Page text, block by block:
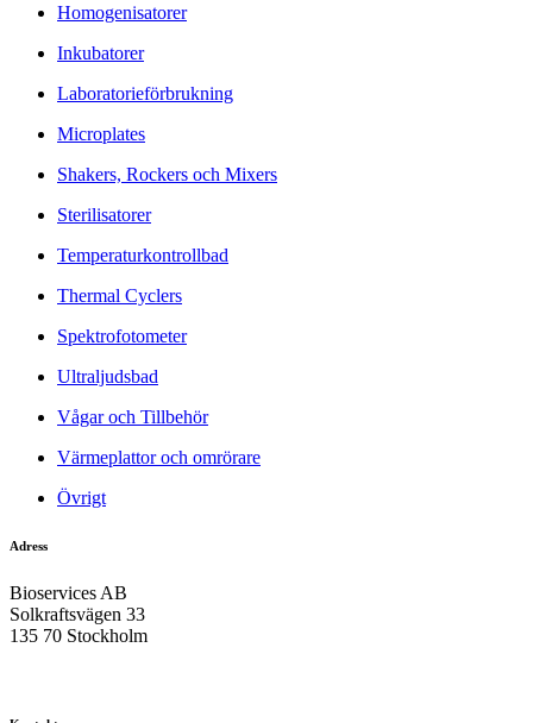
Homogenisatorer
Inkubatorer
Laboratorieförbrukning
Microplates
Shakers, Rockers och Mixers
Sterilisatorer
Temperaturkontrollbad
Thermal Cyclers
Spektrofotometer
Ultraljudsbad
Vågar och Tillbehör
Värmeplattor och omrörare
Övrigt
Adress
Bioservices AB
Solkraftsvägen 33
135 70 Stockholm